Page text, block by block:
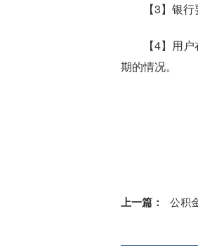
【3】银
【4】用
期的情况。
上一篇： 公积金